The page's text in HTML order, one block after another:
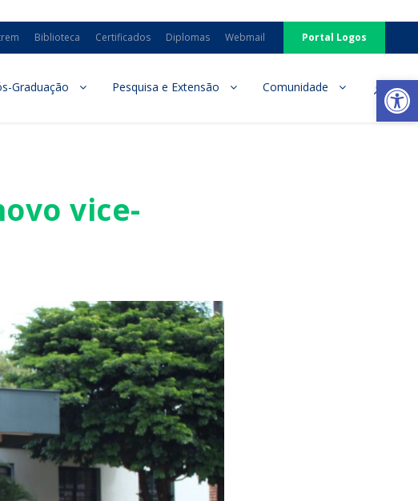
Biblioteca Certificados Diplomas Webmail Portal Logos
Graduação Pesquisa e Extensão Comunidade
vice-